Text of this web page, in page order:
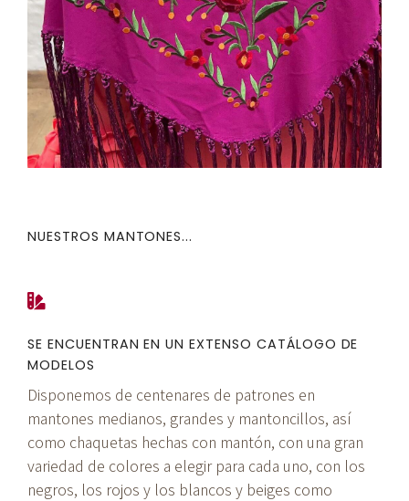
NUESTROS MANTONES...
SE ENCUENTRAN EN UN EXTENSO CATÁLOGO DE
MODELOS
Disponemos de centenares de patrones en
mantones medianos, grandes y mantoncillos, así
como chaquetas hechas con mantón, con una gran
variedad de colores a elegir para cada uno, con los
negros, los rojos y los blancos y beiges como